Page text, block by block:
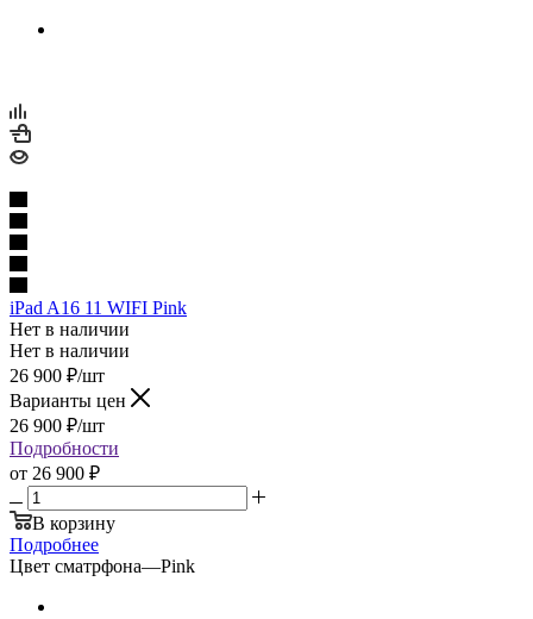
iPad A16 11 WIFI Pink
Нет в наличии
Нет в наличии
26 900 ₽/шт
Варианты цен
26 900 ₽/шт
Подробности
от 26 900 ₽
В корзину
Подробнее
Цвет сматрфона—Pink